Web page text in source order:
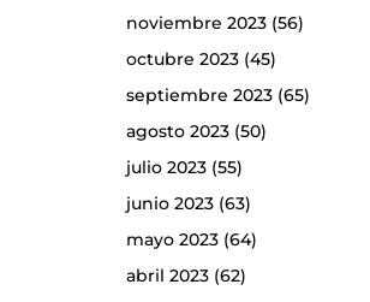
noviembre 2023(56)
octubre 2023(45)
septiembre 2023(65)
agosto 2023(50)
julio 2023(55)
junio 2023(63)
mayo 2023(64)
abril 2023(62)